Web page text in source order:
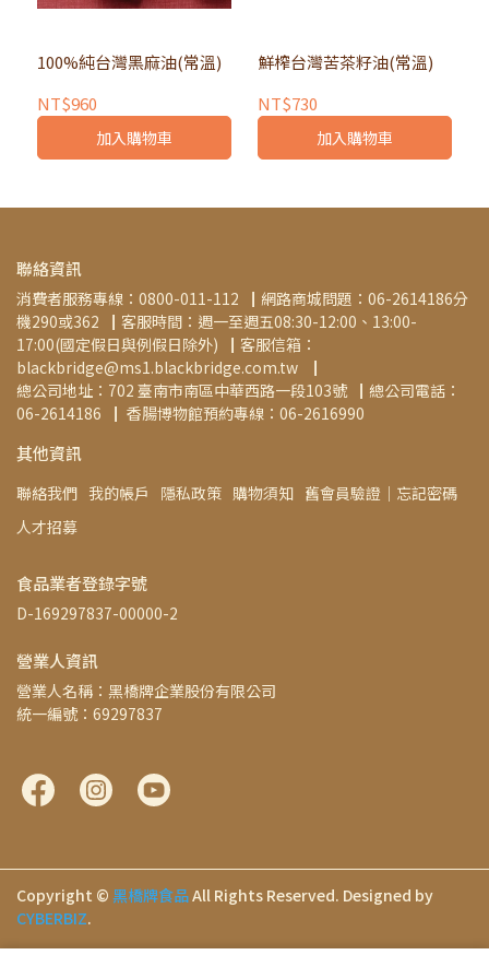
100%純台灣黑麻油(常溫)
NT$960
加入購物車
鮮榨台灣苦茶籽油(常溫)
NT$730
加入購物車
聯絡資訊
消費者服務專線：0800-011-112▕  網路商城問題：06-2614186分
機290或362▕  客服時間：週一至週五08:30-12:00、13:00-
17:00(國定假日與例假日除外)▕  客服信箱：
blackbridge@ms1.blackbridge.com.tw ▕
總公司地址：702 臺南市南區中華西路一段103號▕  總公司電話：
06-2614186▕   香腸博物館預約專線：06-2616990
其他資訊
聯絡我們 我的帳戶 隱私政策 購物須知 舊會員驗證│忘記密碼
人才招募
食品業者登錄字號
D-169297837-00000-2
營業人資訊
營業人名稱：黑橋牌企業股份有限公司
統一編號：69297837
Copyright © 黑橋牌食品All Rights Reserved. Designed by
CYBERBIZ.